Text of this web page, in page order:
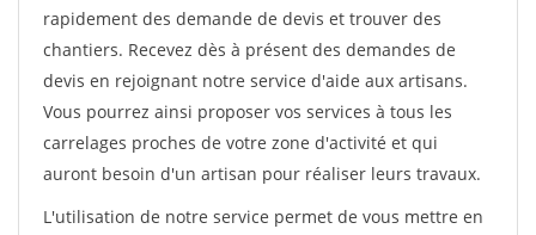
rapidement des demande de devis et trouver des
chantiers. Recevez dès à présent des demandes de
devis en rejoignant notre service d'aide aux artisans.
Vous pourrez ainsi proposer vos services à tous les
carrelages proches de votre zone d'activité et qui
auront besoin d'un artisan pour réaliser leurs travaux.
L'utilisation de notre service permet de vous mettre en